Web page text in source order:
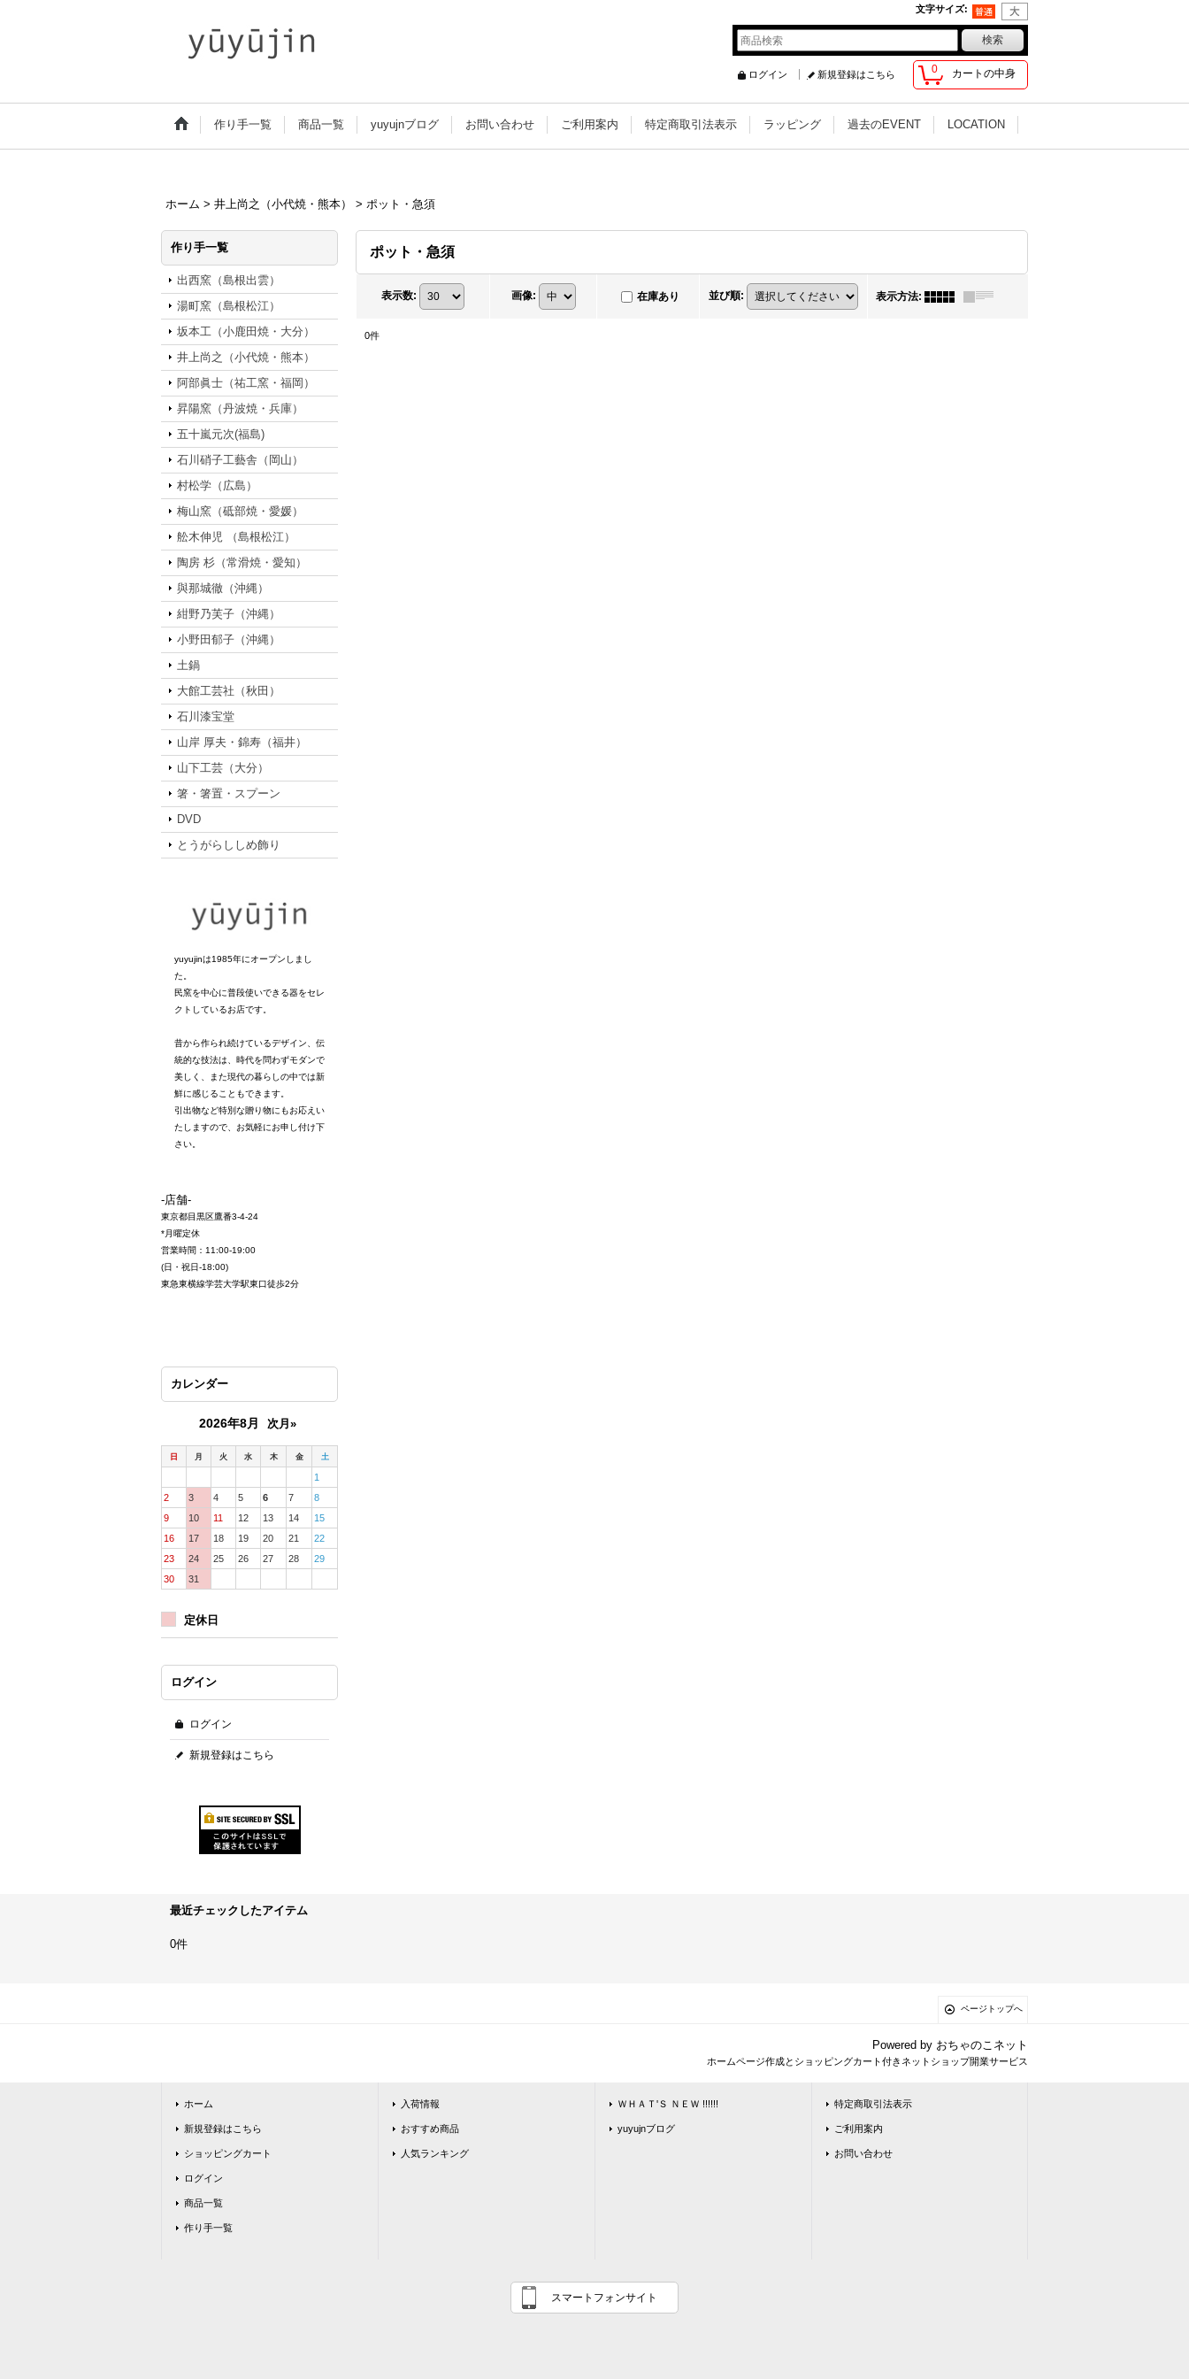
文字サイズ:
0 カートの中身
ログイン 新規登録はこちら
作り手一覧 商品一覧 yuyujnブログ お問い合わせ ご利用案内 特定商取引法表示 ラッピング 過去のEVENT LOCATION
ホーム > 井上尚之（小代焼・熊本） > ポット・急須
作り手一覧
出西窯（島根出雲）
湯町窯（島根松江）
坂本工（小鹿田焼・大分）
井上尚之（小代焼・熊本）
阿部眞士（祐工窯・福岡）
昇陽窯（丹波焼・兵庫）
五十嵐元次(福島)
石川硝子工藝舎（岡山）
村松学（広島）
梅山窯（砥部焼・愛媛）
舩木伸児 （島根松江）
陶房 杉（常滑焼・愛知）
與那城徹（沖縄）
紺野乃芙子（沖縄）
小野田郁子（沖縄）
土鍋
大館工芸社（秋田）
石川漆宝堂
山岸 厚夫・錦寿（福井）
山下工芸（大分）
箸・箸置・スプーン
DVD
とうがらししめ飾り
yuyujinは1985年にオープンしまし
た。
民窯を中心に普段使いできる器をセレ
クトしているお店です。
昔から作られ続けているデザイン、伝
統的な技法は、時代を問わずモダンで
美しく、また現代の暮らしの中では新
鮮に感じることもできます。
引出物など特別な贈り物にもお応えい
たしますので、お気軽にお申し付け下
さい。
-店舗-
東京都目黒区鷹番3-4-24
*月曜定休
営業時間：11:00-19:00
(日・祝日-18:00)
東急東横線学芸大学駅東口徒歩2分
カレンダー
2026年8月 次月»
日 月 火 水 木 金 土
1
2
3 4 5 6 7
8
9
10 11 12 13 14
15
16
17 18 19 20 21
22
23
24 25 26 27 28
29
30
31
定休日
ログイン
ログイン
新規登録はこちら
ポット・急須
表示数: 画像: 在庫あり 並び順: 表示方法:
0件
最近チェックしたアイテム
0件
ページトップへ
Powered by おちゃのこネット
ホームページ作成とショッピングカート付きネットショップ開業サービス
ホーム
新規登録はこちら
ショッピングカート
ログイン
商品一覧
作り手一覧
入荷情報
おすすめ商品
人気ランキング
ＷＨＡＴ'Ｓ ＮＥＷ !!!!!!
yuyujnブログ
特定商取引法表示
ご利用案内
お問い合わせ
スマートフォンサイト